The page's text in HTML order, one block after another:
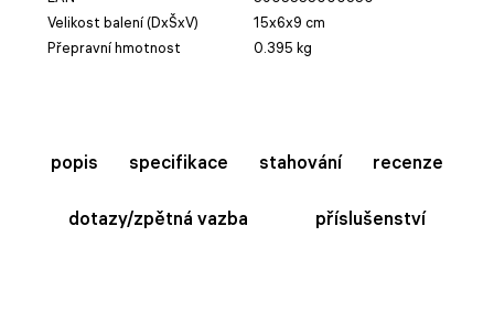
Velikost balení (DxŠxV)
15x6x9 cm
Přepravní hmotnost
0.395 kg
popis specifikace stahování recenze
dotazy/zpětná vazba příslušenství